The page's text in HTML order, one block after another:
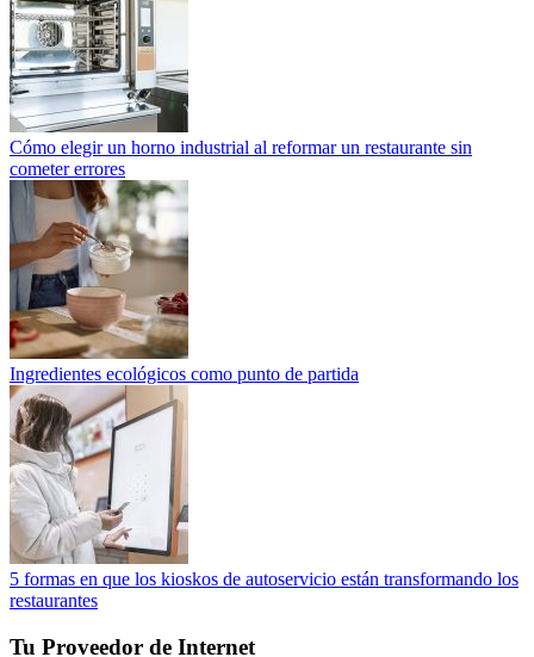
Cómo elegir un horno industrial al reformar un restaurante sin
cometer errores
Ingredientes ecológicos como punto de partida
5 formas en que los kioskos de autoservicio están transformando los
restaurantes
Tu Proveedor de Internet